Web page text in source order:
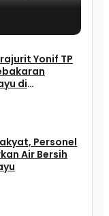
Yonif TP
di
Personel
Air Bersih